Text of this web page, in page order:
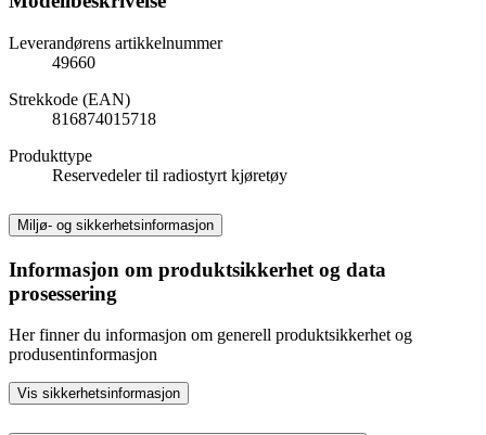
Leverandørens artikkelnummer
49660
Strekkode (EAN)
816874015718
Produkttype
Reservedeler til radiostyrt kjøretøy
Miljø- og sikkerhetsinformasjon
Informasjon om produktsikkerhet og data
prosessering
Her finner du informasjon om generell produktsikkerhet og
produsentinformasjon
Vis sikkerhetsinformasjon